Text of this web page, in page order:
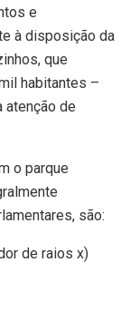
e
à disposição da
que
habitantes –
atenção de
o parque
são:
de raios x)